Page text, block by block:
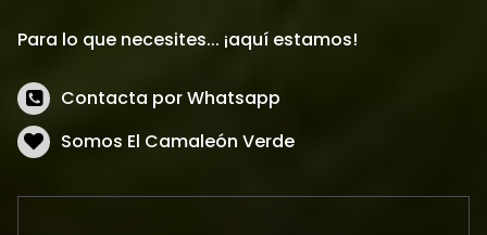
Para lo que necesites... ¡aquí estamos!
Contacta por Whatsapp
Somos El Camaleón Verde